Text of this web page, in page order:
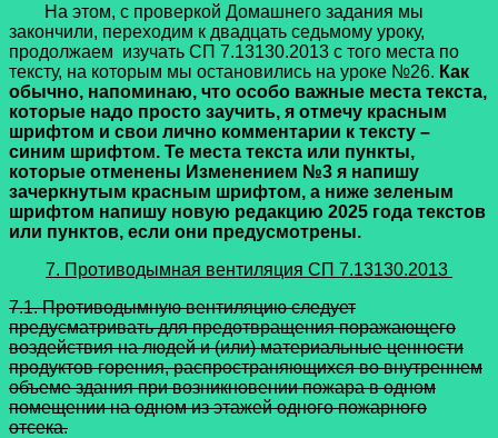
На этом, с проверкой Домашнего задания мы
закончили, переходим к двадцать седьмому уроку,
продолжаем изучать СП 7.13130.2013 с того места по
тексту, на которым мы остановились на уроке №26. Как
обычно, напоминаю, что особо важные места текста,
которые надо просто заучить, я отмечу красным
шрифтом и свои лично комментарии к тексту –
синим шрифтом. Те места текста или пункты,
которые отменены Изменением №3 я напишу
зачеркнутым красным шрифтом, а ниже зеленым
шрифтом напишу новую редакцию 2025 года текстов
или пунктов, если они предусмотрены.
7. Противодымная вентиляция СП 7.13130.2013
7.1. Противодымную вентиляцию следует
предусматривать для предотвращения поражающего
воздействия на людей и (или) материальные ценности
продуктов горения, распространяющихся во внутреннем
объеме здания при возникновении пожара в одном
помещении на одном из этажей одного пожарного
отсека.